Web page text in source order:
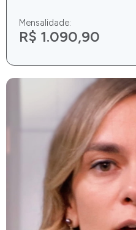
Mensalidade:
R$ 1.090,90